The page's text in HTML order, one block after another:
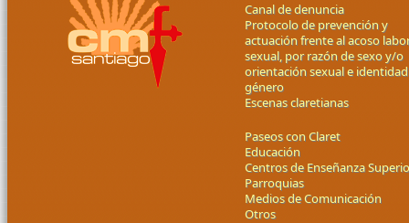
Canal de denuncia
Protocolo de prevención y
actuación frente al acoso
sexual, por razón de sexo y/o
orientación sexual e
género
Escenas claretianas
Paseos con Claret
Educación
Centros de Enseñanza
Parroquias
Medios de Comunicación
Otros